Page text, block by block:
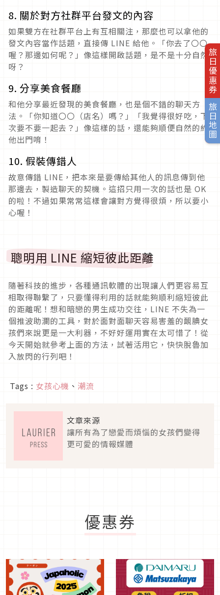
旅日優惠券
旅日地圖
8. 關於對方社群平台發文的內容
如果雙方在社群平台上有互相關注，那麼也可以拿他的
發文內容當作話題，直接傳 LINE 給他。「你去了〇〇
喔？那邊如何呢？」像這樣開啟話題，是不是十分自然
呀？
9. 分享美食餐廳
和他分享最近發現的美食餐廳，也是個不錯的聊天方
法。「你知道〇〇（店名）嗎？」「我覺得很好吃，下
次要不要一起去？」像這樣的話，還能夠順便自然的約
他出門唷！
10. 假裝傳錯人
故意傳錯 LINE，把本來是要傳給其他人的訊息傳到他
那邊去，製造聊天的契機。這招只用一次的話也是 OK
的啦！不過如果常常這樣會讓對方覺得很煩，所以要小
心喔！
聰明用 LINE 縮短彼此距離
隨著科技的進步，各種通訊軟體的出現讓人們更容易互
相取得聯繫了，只要懂得利用的話就能夠順利縮短彼此
的距離呢！想和暗戀的男生成功交往，LINE 不失為一
個推波助瀾的工具，對於面對面聊天容易害羞的靦腆女
孩們來說更是一大利器，不好好運用實在太可惜了！從
今天開始就參考上面的方法，試著活用它，快快脫魯加
入放閃的行列吧！
Tags : 女孩心機 、 潮流
文章來源
讓所有為了戀愛而煩惱的女孩們變得
更可愛的情報媒體
優惠券